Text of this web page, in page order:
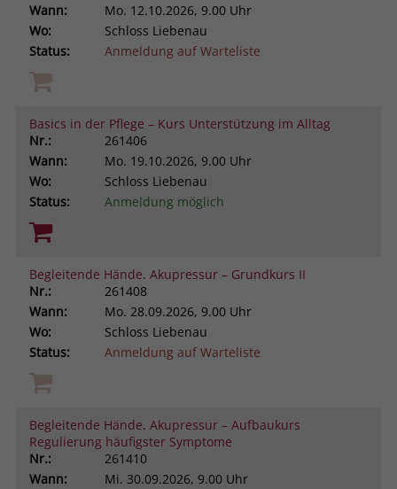
Wann:
Mo. 12.10.2026, 9.00 Uhr
Wo:
Schloss Liebenau
Status:
Anmeldung auf Warteliste
Basics in der Pflege – Kurs Unterstützung im Alltag
Nr.:
261406
Wann:
Mo. 19.10.2026, 9.00 Uhr
Wo:
Schloss Liebenau
Status:
Anmeldung möglich
Begleitende Hände. Akupressur – Grundkurs II
Nr.:
261408
Wann:
Mo. 28.09.2026, 9.00 Uhr
Wo:
Schloss Liebenau
Status:
Anmeldung auf Warteliste
Begleitende Hände. Akupressur – Aufbaukurs
Regulierung häufigster Symptome
Nr.:
261410
Wann:
Mi. 30.09.2026, 9.00 Uhr